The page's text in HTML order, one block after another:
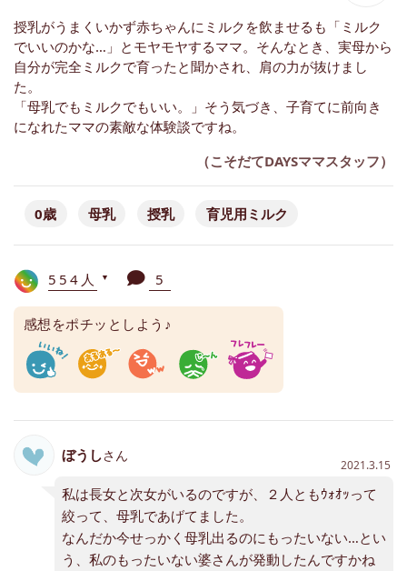
授乳がうまくいかず赤ちゃんにミルクを飲ませるも「ミルク
でいいのかな…」とモヤモヤするママ。そんなとき、実母から
自分が完全ミルクで育ったと聞かされ、肩の力が抜けまし
た。
「母乳でもミルクでもいい。」そう気づき、子育てに前向き
になれたママの素敵な体験談ですね。
（こそだてDAYSママスタッフ）
0歳 母乳 授乳 育児用ミルク
554人 ▼ 5
感想をポチッとしよう♪
ぼうしさん
2021.3.15
私は長女と次女がいるのですが、２人ともｳｫｵｯって
絞って、母乳であげてました。
なんだか今せっかく母乳出るのにもったいない…とい
う、私のもったいない婆さんが発動したんですかね